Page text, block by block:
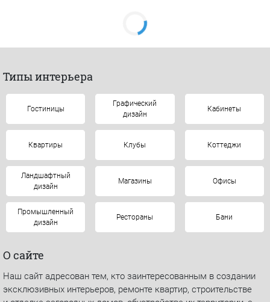
Типы интерьера
Гостиницы
Графический
дизайн
Кабинеты
Квартиры Клубы Коттеджи
Ландшафтный
дизайн
Магазины Офисы
Промышленный
дизайн
Рестораны Бани
О сайте
Наш сайт адресован тем, кто заинтересованным в создании
эксклюзивных интерьеров, ремонте квартир, строительстве